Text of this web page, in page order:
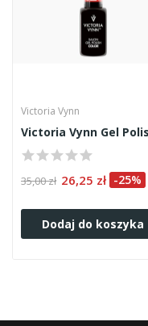
Victoria Vynn
35,00 zł 26,25 zł -25%
Dodaj do koszyka